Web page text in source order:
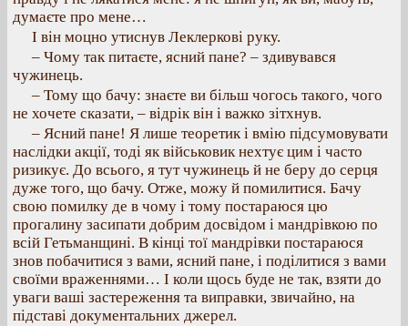
думаєте про мене…
І він моцно утиснув Леклеркові руку.
– Чому так питаєте, ясний пане? – здивувався
чужинець.
– Тому що бачу: знаєте ви більш чогось такого, чого
не хочете сказати, – відрік він і важко зітхнув.
– Ясний пане! Я лише теоретик і вмію підсумовувати
наслідки акції, тоді як військовик нехтує цим і часто
ризикує. До всього, я тут чужинець й не беру до серця
дуже того, що бачу. Отже, можу й помилитися. Бачу
свою помилку де в чому і тому постараюся цю
прогалину засипати добрим досвідом і мандрівкою по
всій Гетьманщині. В кінці тої мандрівки постараюся
знов побачитися з вами, ясний пане, і поділитися з вами
своїми враженнями… І коли щось буде не так, взяти до
уваги ваші застереження та виправки, звичайно, на
підставі документальних джерел.